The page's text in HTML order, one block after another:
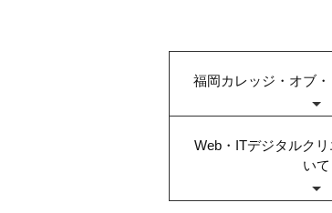
福岡カレッジ・オブ
Web・ITデジタルク
いて